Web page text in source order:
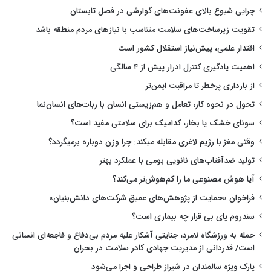
چرایی شیوع بالای عفونت‌های گوارشی در فصل تابستان
تقویت زیرساخت‌های سلامت متناسب با نیازهای مردم منطقه باشد
اقتدار علمی، پیش‌نیاز استقلال کشور است
اهمیت یادگیری کنترل ادرار پیش از ۴ سالگی
از بارداری پرخطر تا مراقبت ایمن‌تر
تحول در نحوه کار، تعامل و هم‌زیستی انسان با ربات‌های انسان‌نما
سونای خشک یا بخار، کدامیک برای سلامتی مفید است؟
وقتی مغز با رژیم لاغری مقابله میکند: چرا وزن دوباره برمیگردد؟
تولید ضدآفتاب‌های نانویی بومی با عملکرد بهتر
آیا هوش مصنوعی ما را کم‌هوش‌تر می‌کند؟
فراخوان «حمایت از پژوهش‌های عمیق شرکت‌های دانش‌بنیان»
سندروم پای بی قرار چه بیماری است؟
حمله به ورزشگاه لامرد، جنایتی آشکار علیه مردم بی‌دفاع و فاجعه‌ای انسانی
است/ قدردانی از مدیریت جهادی کادر سلامت در بحران
پارک ویژه سالمندان در شیراز طراحی و اجرا می‌شود